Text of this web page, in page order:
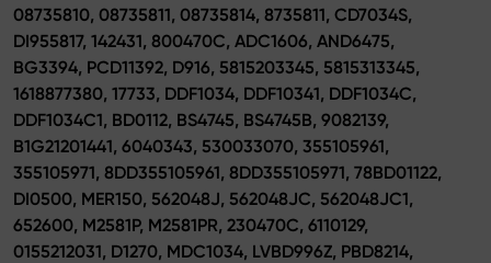
08735810, 08735811, 08735814, 8735811, CD7034S,
DI955817, 142431, 800470C, ADC1606, AND6475,
BG3394, PCD11392, D916, 5815203345, 5815313345,
1618877380, 17733, DDF1034, DDF10341, DDF1034C,
DDF1034C1, BD0112, BS4745, BS4745B, 9082139,
B1G21201441, 6040343, 530033070, 355105961,
355105971, 8DD355105961, 8DD355105971, 78BD01122,
DI0500, MER150, 562048J, 562048JC, 562048JC1,
652600, M2581P, M2581PR, 230470C, 6110129,
0155212031, D1270, MDC1034, LVBD996Z, PBD8214,